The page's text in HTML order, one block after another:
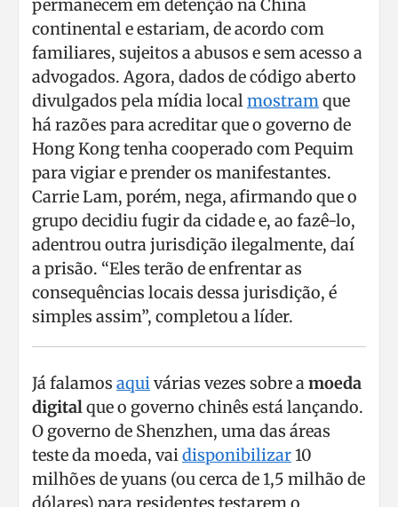
permanecem em detenção na China
continental e estariam, de acordo com
familiares, sujeitos a abusos e sem acesso a
advogados. Agora, dados de código aberto
divulgados pela mídia localmostramque
há razões para acreditar que o governo de
Hong Kong tenha cooperado com Pequim
para vigiar e prender os manifestantes.
Carrie Lam, porém, nega, afirmando que o
grupo decidiu fugir da cidade e, ao fazê-lo,
adentrou outra jurisdição ilegalmente, daí
a prisão. “Eles terão de enfrentar as
consequências locais dessa jurisdição, é
simples assim”, completou a líder.
Já falamos aquivárias vezes sobre amoeda
digitalque o governo chinês está lançando.
O governo de Shenzhen, uma das áreas
teste da moeda, vaidisponibilizar10
milhões de yuans (ou cerca de 1,5 milhão de
dólares) para residentes testarem o